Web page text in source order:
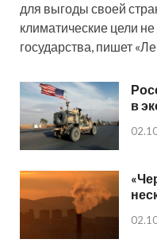
для выгоды своей
климатические цели
государства, пишет
в